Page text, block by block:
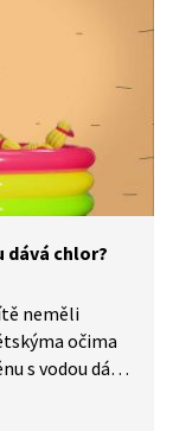
dává chlor?
neměli
očima
s vodou dává